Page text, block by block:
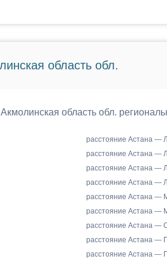
область обл.
область обл.
расстояние Астана —
расстояние Астана —
расстояние Астана —
расстояние Астана —
расстояние Астана —
расстояние Астана —
расстояние Астана —
расстояние Астана —
расстояние Астана —